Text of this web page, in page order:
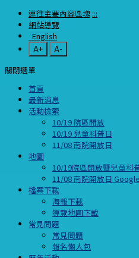
連往主要內容區塊 :::
網站導覽
English
A+
A-
關閉選單
首頁
最新消息
活動檢索
10/19 院區開放
10/19 兒童科普日
11/08 南院開放日
地圖
10/19院區開放暨兒童科
11/08 南院開放日
檔案下載
海報下載
導覽地圖下載
常見問題
常見問題
報名懶人包